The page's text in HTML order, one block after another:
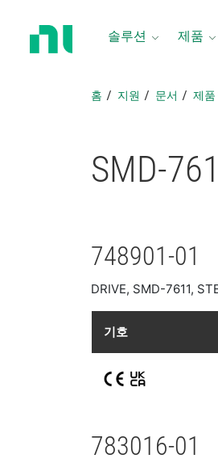
솔루션 제품
홈 지원 문서 제품
SMD-
748901-01
DRIVE, SMD-7611,
기호
783016-01